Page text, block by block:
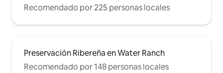
Recomendado por 225 personas locales
Preservación Ribereña en Water Ranch
Recomendado por 148 personas locales